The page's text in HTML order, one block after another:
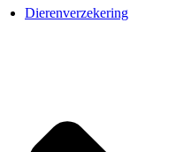
Dierenverzekering